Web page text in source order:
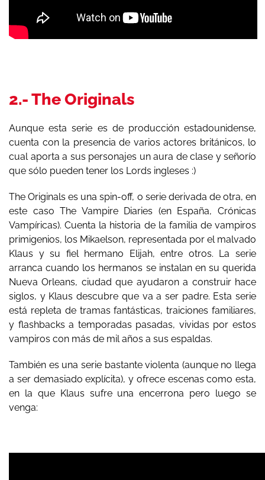
2.- The Originals
Aunque esta serie es de producción estadounidense,
cuenta con la presencia de varios actores británicos, lo
cual aporta a sus personajes un aura de clase y señorío
que sólo pueden tener los Lords ingleses :)
The Originals es una spin-off, o serie derivada de otra, en
este caso The Vampire Diaries (en España, Crónicas
Vampíricas). Cuenta la historia de la familia de vampiros
primigenios, los Mikaelson, representada por el malvado
Klaus y su fiel hermano Elijah, entre otros. La serie
arranca cuando los hermanos se instalan en su querida
Nueva Orleans, ciudad que ayudaron a construir hace
siglos, y Klaus descubre que va a ser padre. Esta serie
está repleta de tramas fantásticas, traiciones familiares,
y flashbacks a temporadas pasadas, vividas por estos
vampiros con más de mil años a sus espaldas.
También es una serie bastante violenta (aunque no llega
a ser demasiado explícita), y ofrece escenas como esta,
en la que Klaus sufre una encerrona pero luego se
venga: